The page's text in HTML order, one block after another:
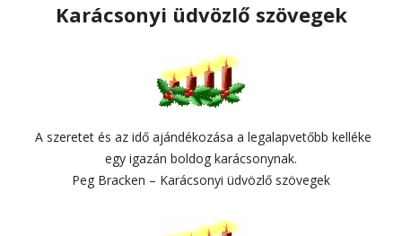
Karácsonyi üdvözlő szövegek
A szeretet és az idő ajándékozása a legalapvetőbb kelléke
egy igazán boldog karácsonynak.
Peg Bracken – Karácsonyi üdvözlő szövegek